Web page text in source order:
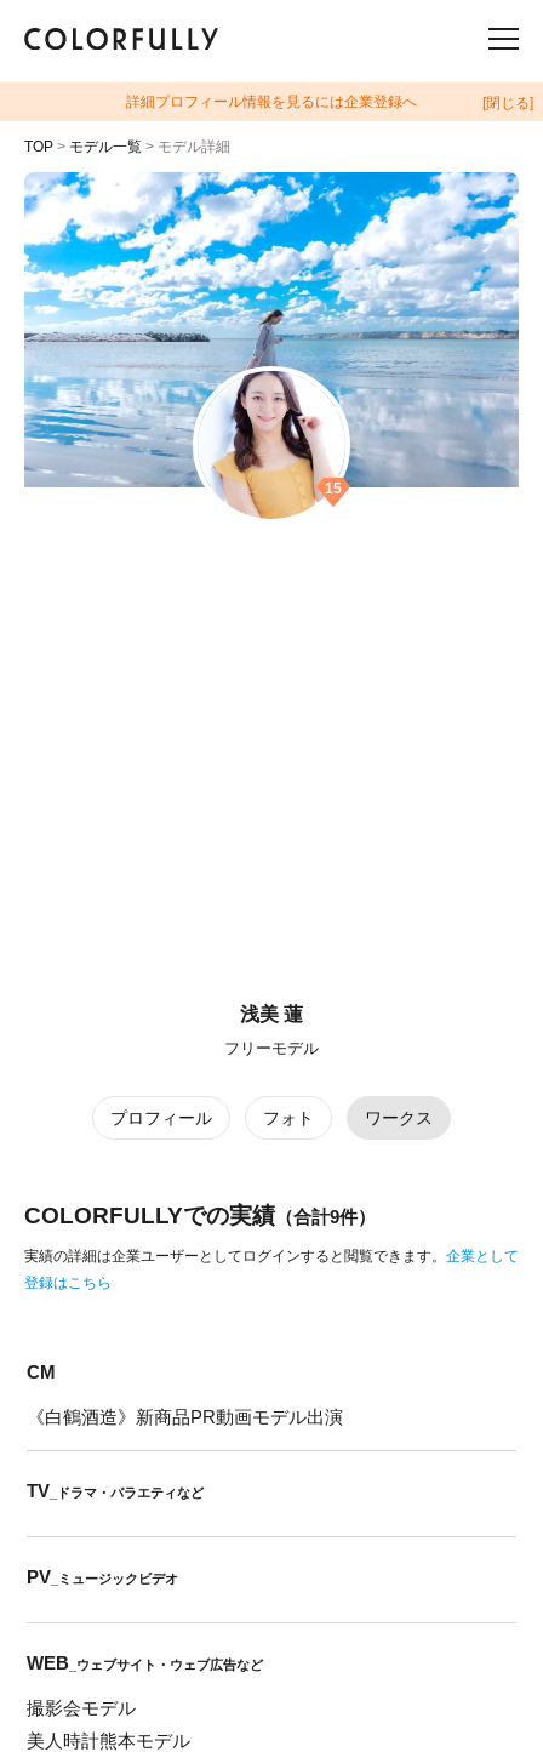
詳細プロフィール情報を見るには企業登録へ [閉じる]
TOP > モデル一覧 > モデル詳細
15
浅美 蓮
フリーモデル
プロフィール フォト ワークス
COLORFULLYでの実績（合計9件）
実績の詳細は企業ユーザーとしてログインすると閲覧できます。 企業として
登録はこちら
CM
《白鶴酒造》新商品PR動画モデル出演
TV _ドラマ・バラエティなど
PV _ミュージックビデオ
WEB _ウェブサイト・ウェブ広告など
撮影会モデル
美人時計熊本モデル